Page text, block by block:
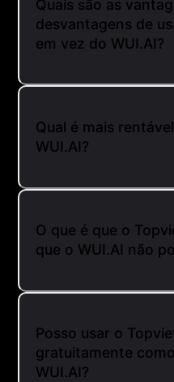
Quais são as
desvantagens de
em vez do WUI.AI?
Qual é mais
WUI.AI?
O que é que o
que o WUI.AI não
Posso usar o
gratuitamente
WUI.AI?